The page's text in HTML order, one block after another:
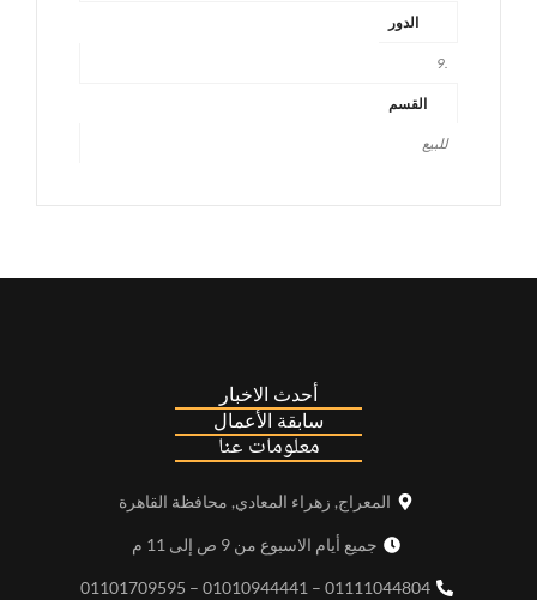
الدور
القسم
للبيع
أحدث الاخبار
سابقة الأعمال
معلومات عنا
المعراج, زهراء المعادي, محافظة القاهرة
جميع أيام الاسبوع من 9 ص إلى 11 م
01111044804 – 01010944441 – 01101709595